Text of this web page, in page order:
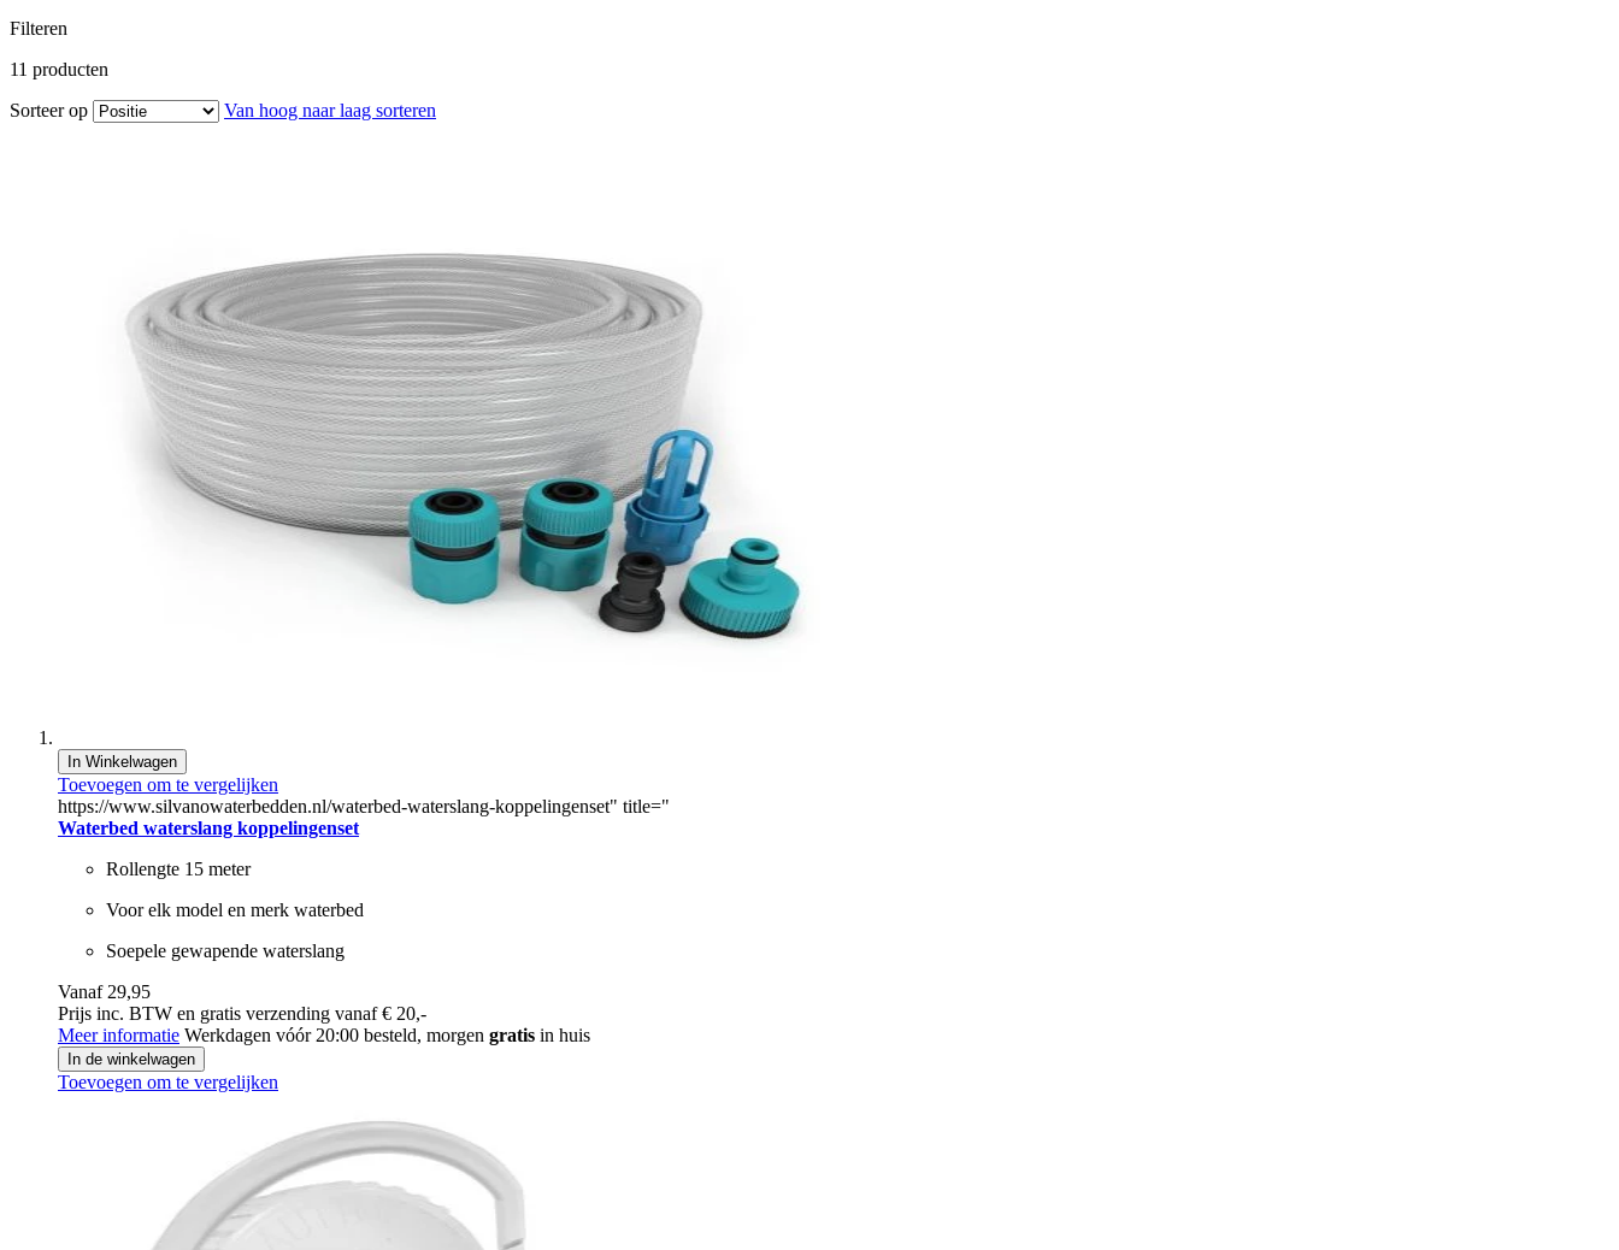
Filteren
11 producten
Sorteer op
Van hoog naar laag sorteren
In Winkelwagen
Toevoegen om te vergelijken
https://www.silvanowaterbedden.nl/waterbed-waterslang-koppelingenset" title="
Waterbed waterslang koppelingenset
Rollengte 15 meter
Voor elk model en merk waterbed
Soepele gewapende waterslang
Vanaf 29,95
Prijs inc. BTW en gratis verzending vanaf € 20,-
Meer informatie Werkdagen vóór 20:00 besteld, morgen gratis in huis
In de winkelwagen
Toevoegen om te vergelijken